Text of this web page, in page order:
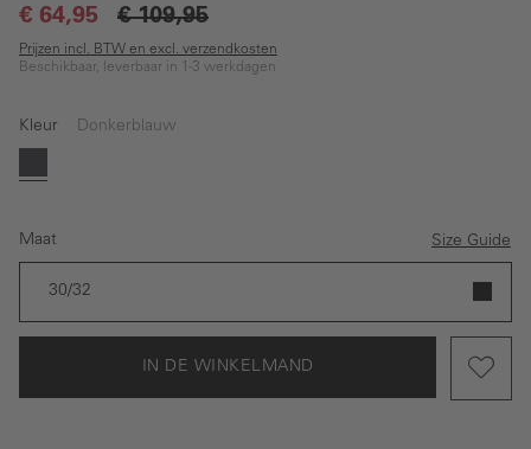
€ 64,95 € 109,95
Prijzen incl. BTW en excl. verzendkosten
Beschikbaar, leverbaar in 1-3 werkdagen
Kleur Donkerblauw
Donkerblauw
Maat Size Guide
30/32
IN DE WINKELMAND